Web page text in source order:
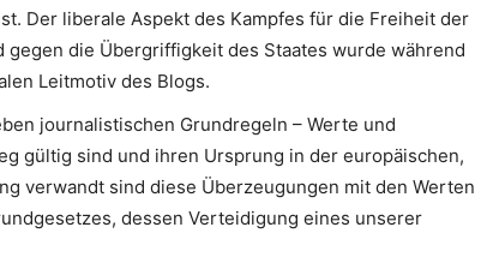
Der liberale Aspekt des Kampfes für die Freiheit der
die Übergriffigkeit des Staates wurde während
Leitmotiv des Blogs.
journalistischen Grundregeln – Werte und
gültig sind und ihren Ursprung in der europäischen,
verwandt sind diese Überzeugungen mit den Werten
dessen Verteidigung eines unserer